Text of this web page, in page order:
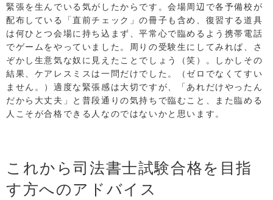
緊張を生んでいる気がしたからです。会場周辺で各予備校が
配布している「直前チェック」の冊子も含め、復習する道具
は何ひとつ会場に持ち込まず、平常心で臨めるよう携帯電話
でゲームをやっていました。周りの受験生にしてみれば、さ
ぞかし生意気な奴に見えたことでしょう（笑）。しかしその
結果、ケアレスミスは一問だけでした。（ゼロでなくてすい
ません。）適度な緊張感は大切ですが、「あれだけやったん
だから大丈夫」と普段通りの気持ちで臨むこと、また臨める
人こそが合格できる人なのではないかと思います。
これから司法書士試験合格を目指
す方へのアドバイス